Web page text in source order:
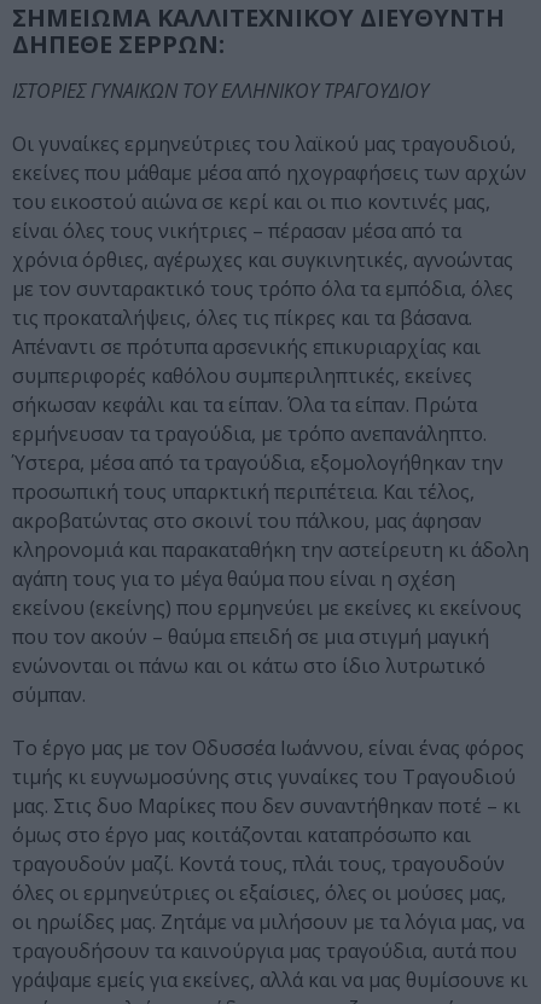
ΣΗΜΕΙΩΜΑ ΚΑΛΛΙΤΕΧΝΙΚΟΥ ΔΙΕΥΘΥΝΤΗ
ΔΗΠΕΘΕ ΣΕΡΡΩΝ:
ΙΣΤΟΡΙΕΣ ΓΥΝΑΙΚΩΝ ΤΟΥ ΕΛΛΗΝΙΚΟΥ ΤΡΑΓΟΥΔΙΟΥ
Οι γυναίκες ερμηνεύτριες του λαϊκού μας τραγουδιού,
εκείνες που μάθαμε μέσα από ηχογραφήσεις των αρχών
του εικοστού αιώνα σε κερί και οι πιο κοντινές μας,
είναι όλες τους νικήτριες – πέρασαν μέσα από τα
χρόνια όρθιες, αγέρωχες και συγκινητικές, αγνοώντας
με τον συνταρακτικό τους τρόπο όλα τα εμπόδια, όλες
τις προκαταλήψεις, όλες τις πίκρες και τα βάσανα.
Απέναντι σε πρότυπα αρσενικής επικυριαρχίας και
συμπεριφορές καθόλου συμπεριληπτικές, εκείνες
σήκωσαν κεφάλι και τα είπαν. Όλα τα είπαν. Πρώτα
ερμήνευσαν τα τραγούδια, με τρόπο ανεπανάληπτο.
Ύστερα, μέσα από τα τραγούδια, εξομολογήθηκαν την
προσωπική τους υπαρκτική περιπέτεια. Και τέλος,
ακροβατώντας στο σκοινί του πάλκου, μας άφησαν
κληρονομιά και παρακαταθήκη την αστείρευτη κι άδολη
αγάπη τους για το μέγα θαύμα που είναι η σχέση
εκείνου (εκείνης) που ερμηνεύει με εκείνες κι εκείνους
που τον ακούν – θαύμα επειδή σε μια στιγμή μαγική
ενώνονται οι πάνω και οι κάτω στο ίδιο λυτρωτικό
σύμπαν.
Το έργο μας με τον Οδυσσέα Ιωάννου, είναι ένας φόρος
τιμής κι ευγνωμοσύνης στις γυναίκες του Τραγουδιού
μας. Στις δυο Μαρίκες που δεν συναντήθηκαν ποτέ – κι
όμως στο έργο μας κοιτάζονται καταπρόσωπο και
τραγουδούν μαζί. Κοντά τους, πλάι τους, τραγουδούν
όλες οι ερμηνεύτριες οι εξαίσιες, όλες οι μούσες μας,
οι ηρωίδες μας. Ζητάμε να μιλήσουν με τα λόγια μας, να
τραγουδήσουν τα καινούργια μας τραγούδια, αυτά που
γράψαμε εμείς για εκείνες, αλλά και να μας θυμίσουνε κι